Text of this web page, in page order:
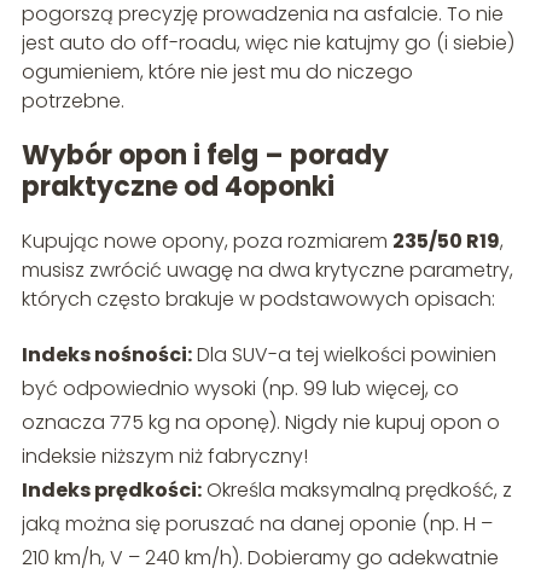
pogorszą precyzję prowadzenia na asfalcie. To nie
jest auto do off-roadu, więc nie katujmy go (i siebie)
ogumieniem, które nie jest mu do niczego
potrzebne.
Wybór opon i felg – porady
praktyczne od 4oponki
Kupując nowe opony, poza rozmiarem 235/50 R19,
musisz zwrócić uwagę na dwa krytyczne parametry,
których często brakuje w podstawowych opisach:
Indeks nośności:Dla SUV-a tej wielkości powinien
być odpowiednio wysoki (np. 99 lub więcej, co
oznacza 775 kg na oponę). Nigdy nie kupuj opon o
indeksie niższym niż fabryczny!
Indeks prędkości:Określa maksymalną prędkość, z
jaką można się poruszać na danej oponie (np. H –
210 km/h, V – 240 km/h). Dobieramy go adekwatnie